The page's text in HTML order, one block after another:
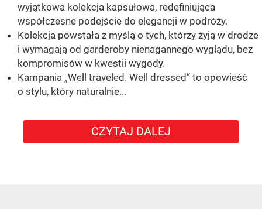
wyjątkowa kolekcja kapsułowa, redefiniująca
współczesne podejście do elegancji w podróży.
Kolekcja powstała z myślą o tych, którzy żyją w drodze
i wymagają od garderoby nienagannego wyglądu, bez
kompromisów w kwestii wygody.
Kampania „Well traveled. Well dressed” to opowieść
o stylu, który naturalnie...
CZYTAJ DALEJ